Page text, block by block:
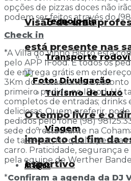
Visão de uma
está presente nas
O tempo livre e o
impacto do fim da
esportivo
Tecnologia
Transporte
Turismo de Luxo
Viagem
Artigos
opções de pizzas doces não
podem ser feitos através do
Check in
*A Villa do Vinho Bistrô está
pelo APP IFood. E todos os
de entrega grátis em
3Km do restaurante. Desconto
primeiro pedido no IFood. Há
completos de entradas; drinks
deliciosas. Quem preferir,
pedidos pelo fone (98)
sede do restaurante na
de take out, no qual a pessoa
carro. Praticidade, segurança
pela equipe de Werther
*Confiram a agenda da DJ